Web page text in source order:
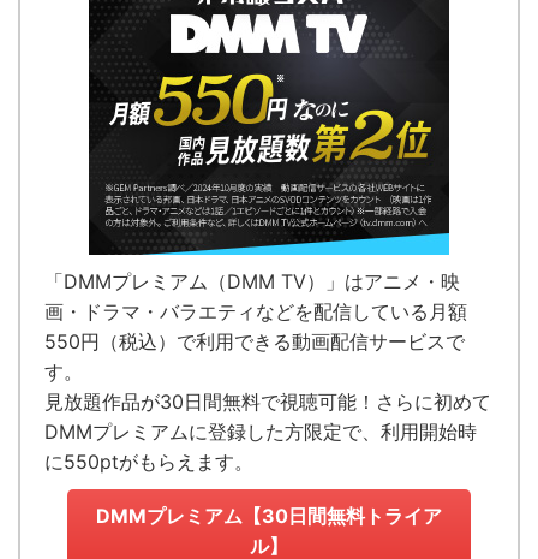
「DMMプレミアム（DMM TV）」はアニメ・映
画・ドラマ・バラエティなどを配信している 月額
550円（税込）で利用できる動画配信サービスで
す。
見放題作品が30日間無料で視聴可能！ さらに初めて
DMMプレミアムに登録した方限定で、利用開始時
に550ptがもらえます。
DMMプレミアム【30日間無料トライア
ル】